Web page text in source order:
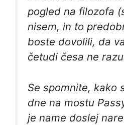
pogled na filozofa
nisem, in to
boste dovolili, da
četudi česa ne
Se spomnite, kako
dne na mostu
je name doslej